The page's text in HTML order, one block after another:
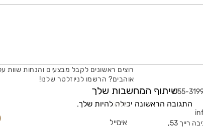
שיתוף המחשבות שלך
התגובה הראשונה יכולה להיות שלך.
רוצים ראשונים לקבל מבצעים והנחות שוות
אוהבים? הרשמו לניוזלטר שלנו!
אימייל
רייך 53,